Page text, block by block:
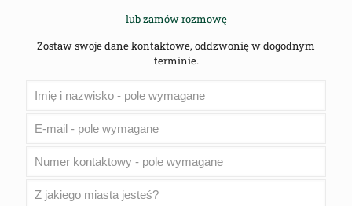
lub zamów rozmowę
Zostaw swoje dane kontaktowe, oddzwonię w dogodnym
terminie.